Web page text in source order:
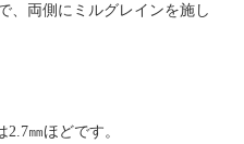
、両側にミルグレインを施し
㎜ほどです。